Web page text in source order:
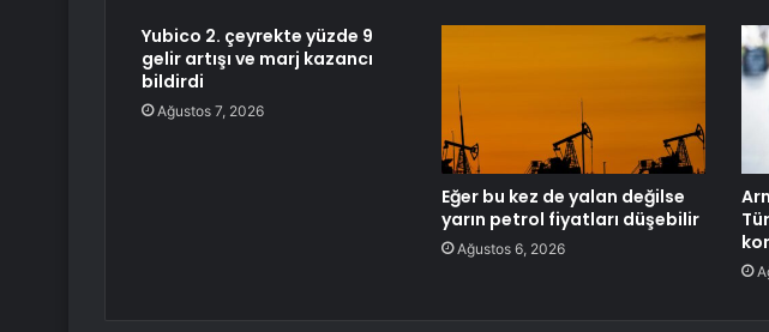
Yubico 2. çeyrekte yüzde 9
gelir artışı ve marj kazancı
bildirdi
Ağustos 7, 2026
Eğer bu kez de yalan değilse
yarın petrol fiyatları düşebilir
Ağustos 6, 2026